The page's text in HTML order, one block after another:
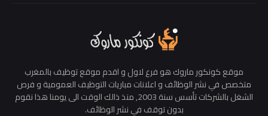
موقع كونكور ماروك هو فرع لاول و اقدم موقع توظيف بالمغرب
متخصص في نشر الوظائف و اعلانات مباريات التوظيف العمومية و فرص
الشغل بالشركات تأسس سنة 2003, منذ ذالك الوقت الى يومنا هذا نقوم
بدون توقف في نشر الوظائف.